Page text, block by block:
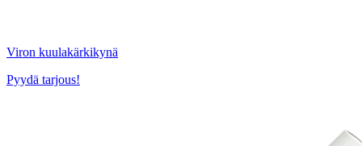
Viron kuulakärkikynä
Pyydä tarjous!